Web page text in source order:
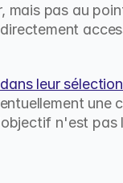
pas au
leur
n'est